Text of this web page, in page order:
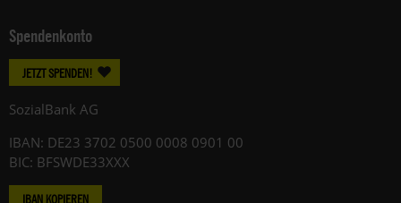
Spendenkonto
JETZT SPENDEN!
SozialBank AG
IBAN: DE23 3702 0500 0008 0901 00
BIC: BFSWDE33XXX
IBAN KOPIEREN